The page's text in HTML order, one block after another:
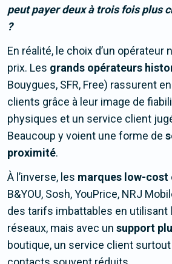
peut payer deux à trois fois plus
?
En réalité, le choix d’un opérateur
prix. Les grands opérateurs
Bouygues, SFR, Free) rassurent
clients grâce à leur image de
physiques et un service client
Beaucoup y voient une forme de
proximité.
À l’inverse, les marques low-cost
B&YOU, Sosh, YouPrice, NRJ
des tarifs imbattables en utilisant
réseaux, mais avec un support
boutique, un service client